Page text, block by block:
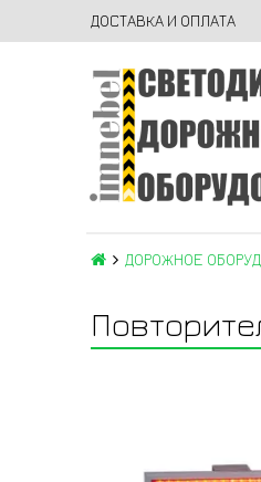
ДОСТАВКА И ОПЛАТА
ДОРОЖНОЕ